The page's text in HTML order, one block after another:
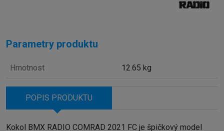
Parametry produktu
Hmotnost 12.65 kg
POPIS PRODUKTU
Kokol BMX RADIO COMRAD 2021 FC je špičkový model